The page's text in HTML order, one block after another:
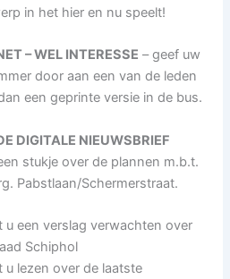
in het hier en nu speelt!
– WEL INTERESSE – geef uw
door aan een van de leden
een geprinte versie in de bus.
DIGITALE NIEUWSBRIEF
stukje over de plannen m.b.t.
Pabstlaan/Schermerstraat.
u een verslag verwachten over
Schiphol
u lezen over de laatste